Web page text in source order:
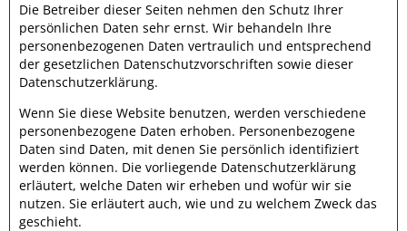
Die Betreiber dieser Seiten nehmen den Schutz Ihrer
persönlichen Daten sehr ernst. Wir behandeln Ihre
personenbezogenen Daten vertraulich und entsprechend
der gesetzlichen Datenschutzvorschriften sowie dieser
Datenschutzerklärung.
Wenn Sie diese Website benutzen, werden verschiedene
personenbezogene Daten erhoben. Personenbezogene
Daten sind Daten, mit denen Sie persönlich identifiziert
werden können. Die vorliegende Datenschutzerklärung
erläutert, welche Daten wir erheben und wofür wir sie
nutzen. Sie erläutert auch, wie und zu welchem Zweck das
geschieht.